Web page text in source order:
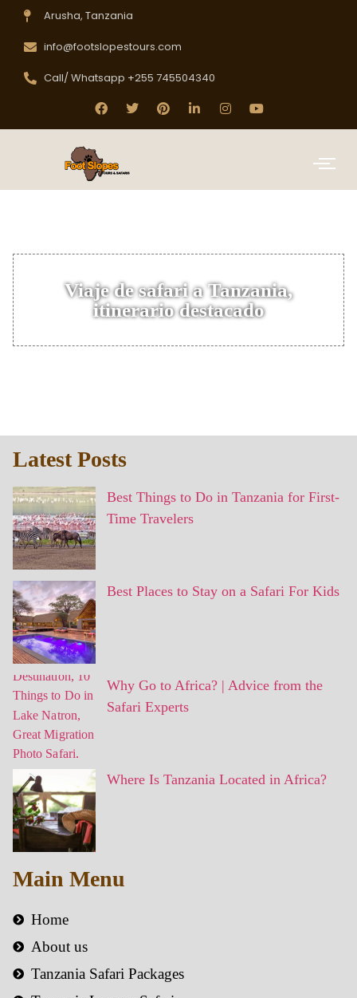
Arusha, Tanzania
info@footslopestours.com
Call/ Whatsapp +255 745504340
Viaje de safari a Tanzania,
itinerario destacado
Latest Posts
Best Things to Do in Tanzania for First-
Time Travelers
Best Places to Stay on a Safari For Kids
Why Go to Africa? | Advice from the
Safari Experts
Where Is Tanzania Located in Africa?
Main Menu
Home
About us
Tanzania Safari Packages